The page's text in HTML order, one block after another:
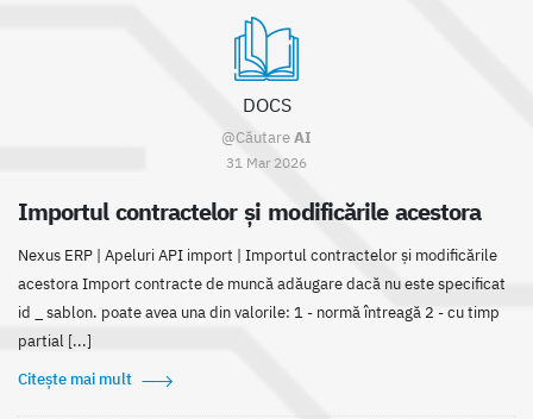
DOCS
@CăutareAI
31 Mar 2026
Importul contractelor și modificările acestora
Nexus ERP | Apeluri API import | Importul contractelor și modificările
acestora Import contracte de muncă adăugare dacă nu este specificat
id _ sablon. poate avea una din valorile: 1 - normă întreagă 2 - cu timp
partial [...]
Citește mai mult